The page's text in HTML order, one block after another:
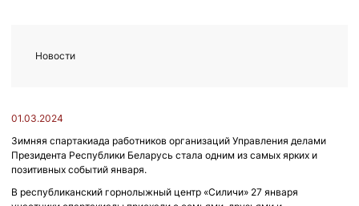
01.03.2024
Зимняя спартакиада работников организаций Управления делами
Президента Республики Беларусь стала одним из самых ярких и
позитивных событий января.
В республиканский горнолыжный центр «Силичи» 27 января
Новости